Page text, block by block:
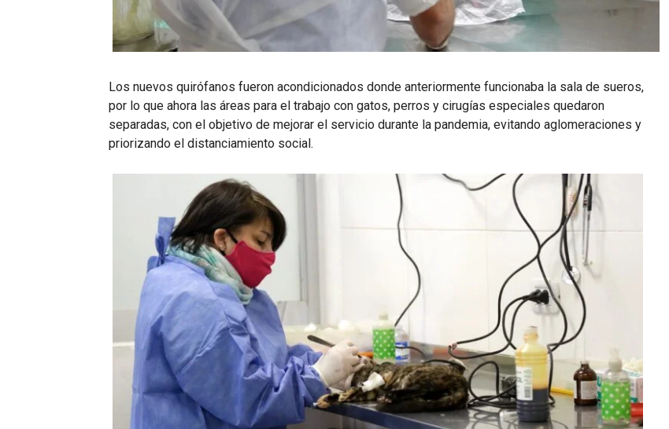
Los nuevos quirófanos fueron acondicionados donde anteriormente funcionaba la sala de sueros,
por lo que ahora las áreas para el trabajo con gatos, perros y cirugías especiales quedaron
separadas, con el objetivo de mejorar el servicio durante la pandemia, evitando aglomeraciones y
priorizando el distanciamiento social.